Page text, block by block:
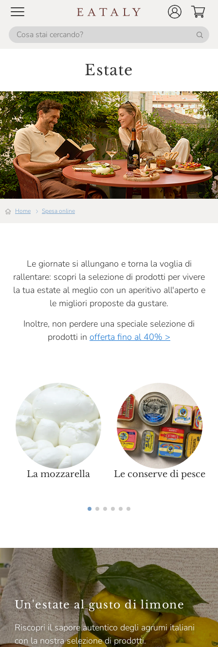
Estate
Home Spesa online
Le giornate si allungano e torna la voglia di
rallentare: scopri la selezione di prodotti per vivere
la tua estate al meglio con un aperitivo all'aperto e
le migliori proposte da gustare.
Inoltre, non perdere una speciale selezione di
prodotti in offerta fino al 40% >
La mozzarella Le conserve di pesce
Un'estate al gusto di limone
Riscopri il sapore autentico degli agrumi italiani
con la nostra selezione di prodotti.